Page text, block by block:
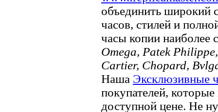
объединить широкий
часов, стилей и
часы копии наиболее
Omega, Patek
Cartier, Chopard,
Наша Эксклюзивные
покупателей,
доступной цене. Не